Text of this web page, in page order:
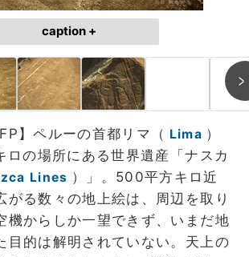
caption +
】ペルーの首都リマ（ Lima ）
の場所にある世界遺産「ナスカ
Lines ）」。500平方キロ近
がる数々の地上絵は、周辺を取り
機からしか一望できず、いまだ地
目的は解明されていない。天上の